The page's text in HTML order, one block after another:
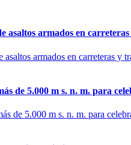
asaltos armados en
de 5.000 m s. n. m. para